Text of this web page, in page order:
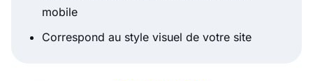
mobile
Correspond au style visuel de votre site